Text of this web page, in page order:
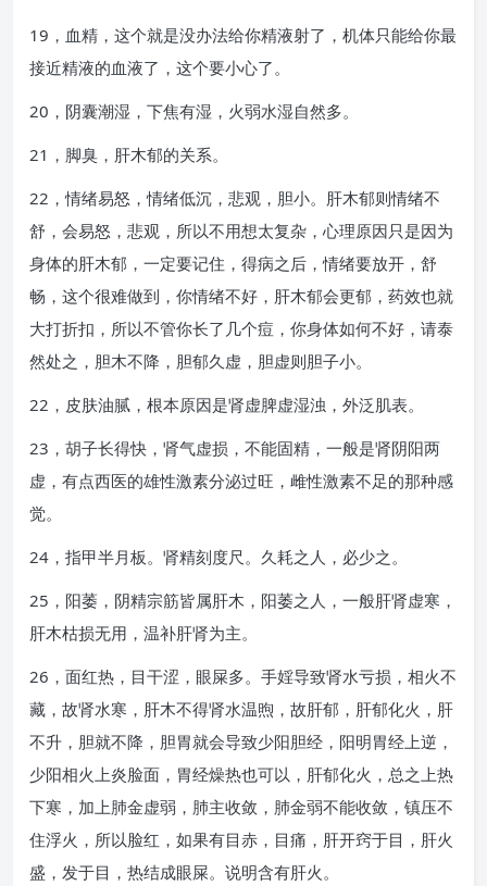
19，血精，这个就是没办法给你精液射了，机体只能给你最
接近精液的血液了，这个要小心了。
20，阴囊潮湿，下焦有湿，火弱水湿自然多。
21，脚臭，肝木郁的关系。
22，情绪易怒，情绪低沉，悲观，胆小。肝木郁则情绪不
舒，会易怒，悲观，所以不用想太复杂，心理原因只是因为
身体的肝木郁，一定要记住，得病之后，情绪要放开，舒
畅，这个很难做到，你情绪不好，肝木郁会更郁，药效也就
大打折扣，所以不管你长了几个痘，你身体如何不好，请泰
然处之，胆木不降，胆郁久虚，胆虚则胆子小。
22，皮肤油腻，根本原因是肾虚脾虚湿浊，外泛肌表。
23，胡子长得快，肾气虚损，不能固精，一般是肾阴阳两
虚，有点西医的雄性激素分泌过旺，雌性激素不足的那种感
觉。
24，指甲半月板。肾精刻度尺。久耗之人，必少之。
25，阳萎，阴精宗筋皆属肝木，阳萎之人，一般肝肾虚寒，
肝木枯损无用，温补肝肾为主。
26，面红热，目干涩，眼屎多。手婬导致肾水亏损，相火不
藏，故肾水寒，肝木不得肾水温煦，故肝郁，肝郁化火，肝
不升，胆就不降，胆胃就会导致少阳胆经，阳明胃经上逆，
少阳相火上炎脸面，胃经燥热也可以，肝郁化火，总之上热
下寒，加上肺金虚弱，肺主收敛，肺金弱不能收敛，镇压不
住浮火，所以脸红，如果有目赤，目痛，肝开窍于目，肝火
盛，发于目，热结成眼屎。说明含有肝火。